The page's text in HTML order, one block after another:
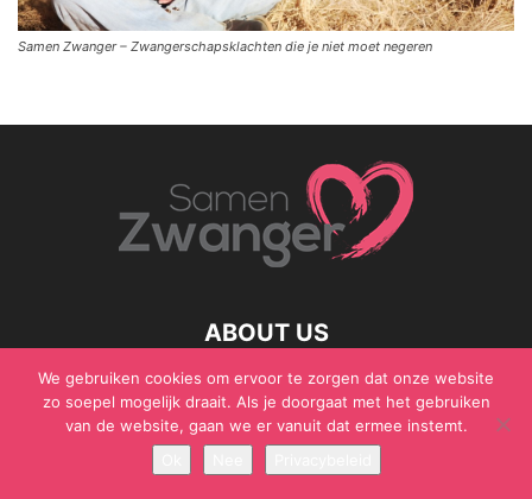
Samen Zwanger – Zwangerschapsklachten die je niet moet negeren
ABOUT US
© Samen Zwanger - Copyright - Gericht Media 2017 - 2021
We gebruiken cookies om ervoor te zorgen dat onze website
zo soepel mogelijk draait. Als je doorgaat met het gebruiken
van de website, gaan we er vanuit dat ermee instemt.